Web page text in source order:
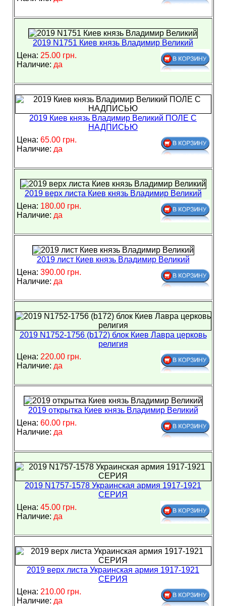
2019 N1751 Киев князь Владимир Великий
Цена: 25.00 грн.
Наличие: да
2019 Киев князь Владимир Великий ПОЛЕ С
НАДПИСЬЮ
Цена: 65.00 грн.
Наличие: да
2019 верх листа Киев князь Владимир Великий
Цена: 180.00 грн.
Наличие: да
2019 лист Киев князь Владимир Великий
Цена: 390.00 грн.
Наличие: да
2019 N1752-1756 (b172) блок Киев Лавра церковь
религия
Цена: 220.00 грн.
Наличие: да
2019 открытка Киев князь Владимир Великий
Цена: 60.00 грн.
Наличие: да
2019 N1757-1578 Украинская армия 1917-1921
СЕРИЯ
Цена: 45.00 грн.
Наличие: да
2019 верх листа Украинская армия 1917-1921
СЕРИЯ
Цена: 210.00 грн.
Наличие: да